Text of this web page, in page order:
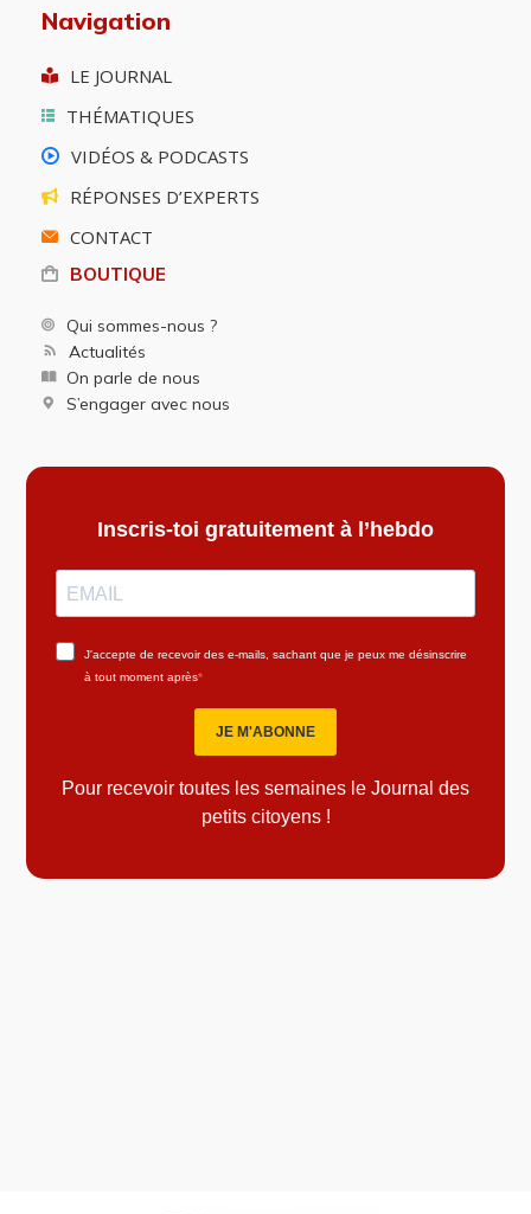
Navigation
LE JOURNAL
THÉMATIQUES
VIDÉOS & PODCASTS
RÉPONSES D’EXPERTS
CONTACT
BOUTIQUE
Qui sommes-nous ?
Actualités
On parle de nous
S’engager avec nous